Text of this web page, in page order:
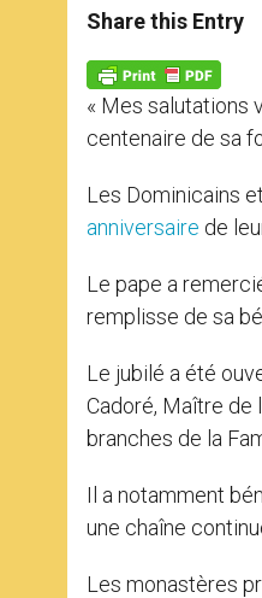
t
s
p
p
s
e
g
e
r
e
b
o
k
Share this Entry
« Mes salutations
centenaire de sa
Les Dominicains
anniversaire de
Le pape a
remplisse de sa
Le jubilé a été
Cadoré, Maître de
branches de la
Il a notamment
une chaîne
Les monastères